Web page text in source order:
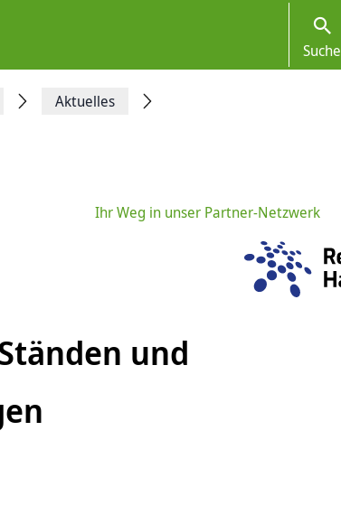
Suche
Aktuelles
Ihr Weg in unser Partner-Netzwerk
und